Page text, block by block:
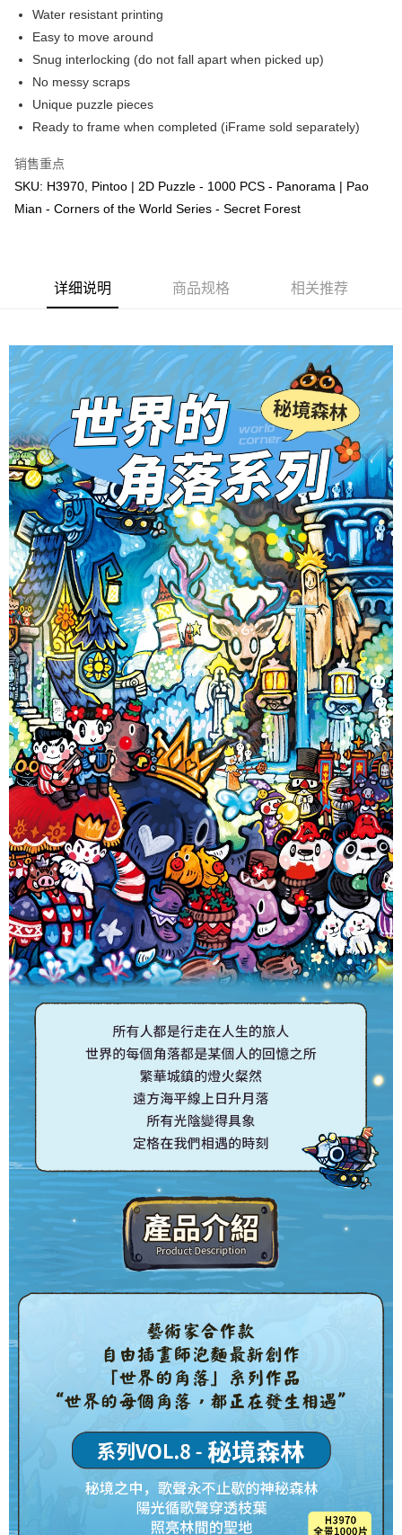
Water resistant printing
Easy to move around
Snug interlocking (do not fall apart when picked up)
No messy scraps
Unique puzzle pieces
Ready to frame when completed (iFrame sold separately)
销售重点
SKU: H3970, Pintoo | 2D Puzzle - 1000 PCS - Panorama | Pao
Mian - Corners of the World Series - Secret Forest
详细说明 商品规格 相关推荐